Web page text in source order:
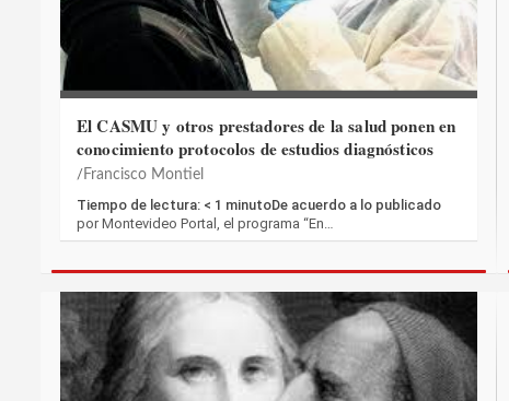
El CASMU y otros prestadores de la salud ponen en
conocimiento protocolos de estudios diagnósticos
Francisco Montiel
Tiempo de lectura: < 1 minutoDe acuerdo a lo publicado
por Montevideo Portal, el programa “En…